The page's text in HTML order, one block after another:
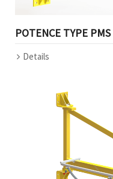
POTENCE TYPE PMS
Details